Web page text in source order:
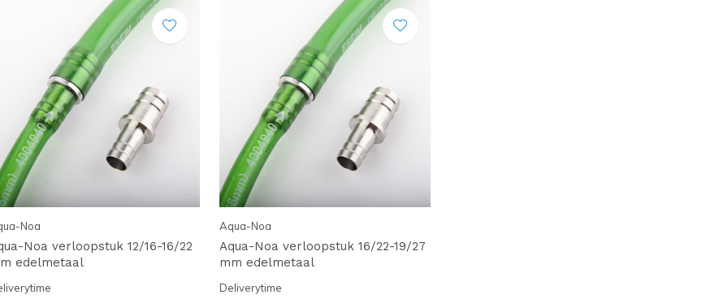
Noa
Noa verloopstuk 12/16-16/22
edelmetaal
Aqua-Noa
Aqua-Noa verloopstuk 16/22-19/27
mm edelmetaal
Deliverytime